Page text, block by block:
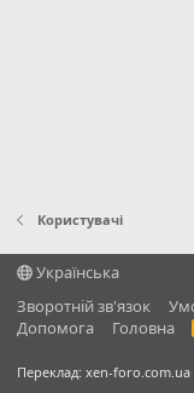
Користувачі
Українська
Зворотній зв'язок
Дoпoмoга
Головна
Переклад: xen-foro.com.ua